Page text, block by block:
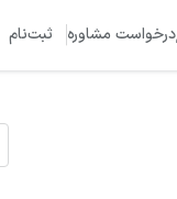
درخواست مشاوره ثبت‌نام